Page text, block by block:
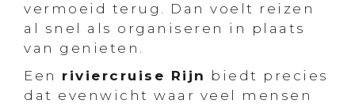
vermoeid terug. Dan voelt reizen
al snel als organiseren in plaats
van genieten.
Een riviercruise Rijn biedt precies
dat evenwicht waar veel mensen